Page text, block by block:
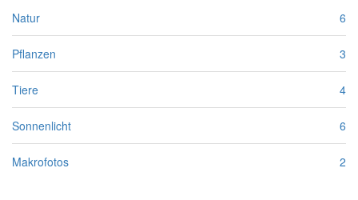
Natur 6
Pflanzen 3
Tiere 4
Sonnenlicht 6
Makrofotos 2